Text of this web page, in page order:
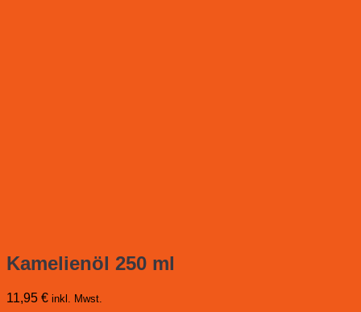
Kamelienöl 250 ml
11,95 € inkl. Mwst.